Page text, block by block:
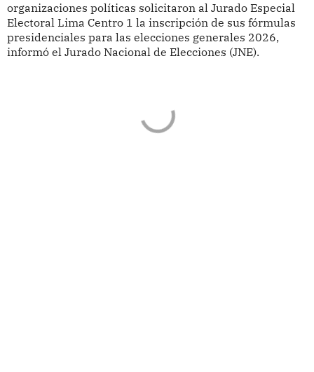
organizaciones políticas solicitaron al Jurado Especial
Electoral Lima Centro 1 la inscripción de sus fórmulas
presidenciales para las elecciones generales 2026,
informó el Jurado Nacional de Elecciones (JNE).